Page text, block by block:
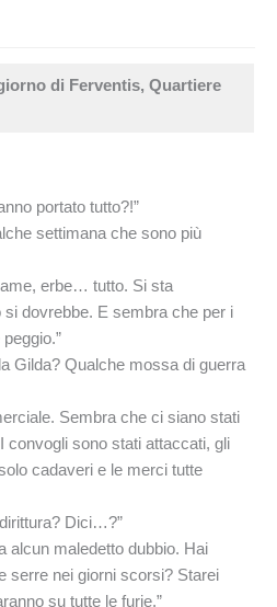
di Ferventis, Quartiere
portato tutto?!”
settimana che sono più
erbe… tutto. Si sta
dovrebbe. E sembra che per i
Gilda? Qualche mossa di guerra
Sembra che ci siano stati
convogli sono stati attaccati, gli
cadaveri e le merci tutte
Dici…?”
alcun maledetto dubbio. Hai
serre nei giorni scorsi? Starei
su tutte le furie.”